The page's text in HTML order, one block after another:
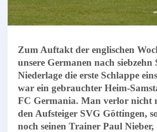
Zum Auftakt der englischen
unsere Germanen nach siebzehn
Niederlage die erste Schlappe
war ein gebrauchter Heim-
FC Germania. Man verlor nicht
den Aufsteiger SVG Göttingen,
noch seinen Trainer Paul